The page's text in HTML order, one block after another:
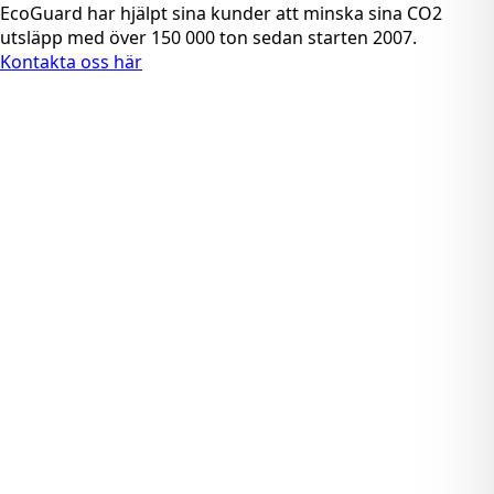
EcoGuard har hjälpt sina kunder att minska sina CO2
utsläpp med över 150 000 ton sedan starten 2007.
Kontakta oss här